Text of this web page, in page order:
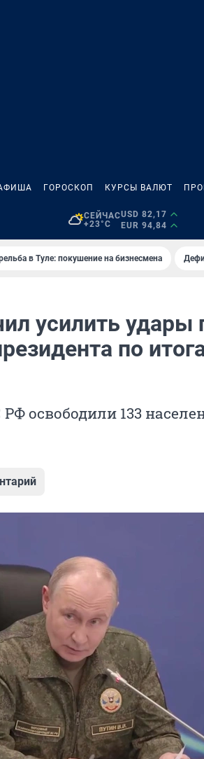
ГОРОСКОП КУРСЫ ВАЛЮТ
СЕЙЧАС
+23°C
USD 82,17
EUR 94,84
в Туле: покушение на бизнесмена
усилить удары
по
освободили 133